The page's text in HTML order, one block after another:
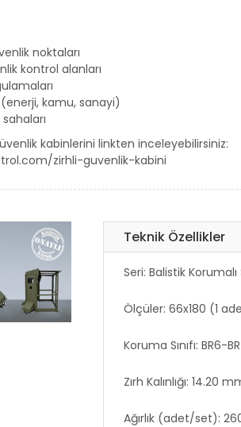
noktaları
kontrol alanları
kamu, sanayi)
kabinlerini linkten inceleyebilirsiniz:
zirhli-guvenlik-kabini
Teknik Özellikler
Seri: Balistik Korumalı
Ölçüler: 66x180 (1
Koruma Sınıfı: BR6-
Zırh Kalınlığı: 14.20
Ağırlık (adet/set):